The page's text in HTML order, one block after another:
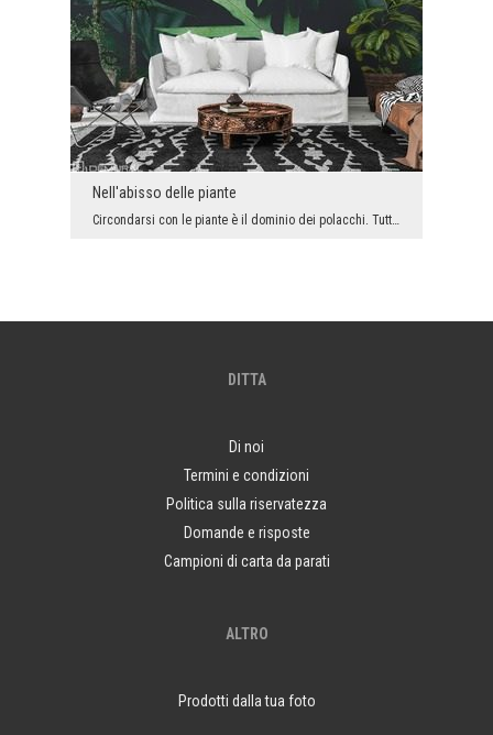
Nell'abisso delle piante
Circondarsi con le piante è il dominio dei polacchi. Tuttavia, devono essere solo versioni taglia...
DITTA
Di noi
Termini e condizioni
Politica sulla riservatezza
Domande e risposte
Campioni di carta da parati
ALTRO
Prodotti dalla tua foto